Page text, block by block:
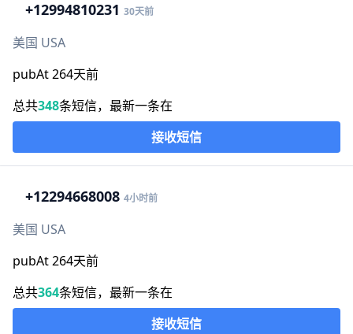
+12994810231 30天前
美国 USA
pubAt 264天前
总共348条短信，最新一条在
接收短信
+12294668008 4小时前
美国 USA
pubAt 264天前
总共364条短信，最新一条在
接收短信